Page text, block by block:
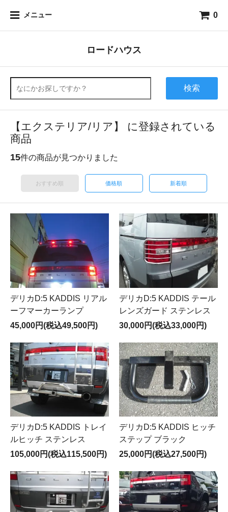
メニュー 0
ロードハウス
検索
【エクステリア/リア】 に登録されている
商品
15件の商品が見つかりました
おすすめ順 価格順 新着順
デリカD:5 KADDIS リアル
ーフマーカーランプ
45,000円(税込49,500円)
デリカD:5 KADDIS テール
レンズガード ステンレス
30,000円(税込33,000円)
デリカD:5 KADDIS トレイ
ルヒッチ ステンレス
105,000円(税込115,500円)
デリカD:5 KADDIS ヒッチ
ステップ ブラック
25,000円(税込27,500円)